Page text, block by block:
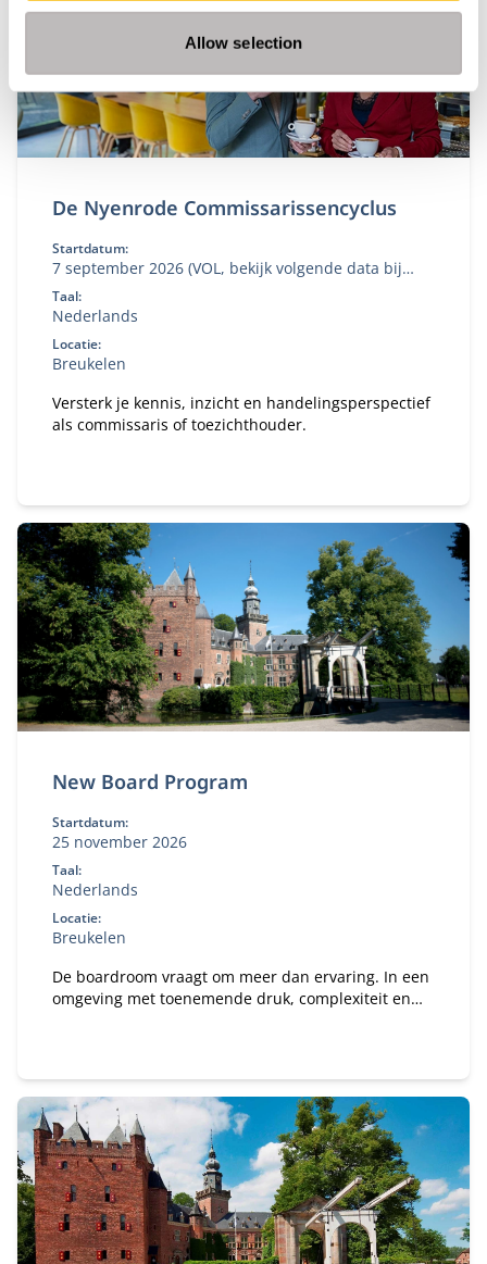
Allow selection
De Nyenrode Commissarissencyclus
Startdatum:
7 september 2026 (VOL, bekijk volgende data bij
'aanmelden')
Taal:
Nederlands
Locatie:
Breukelen
Versterk je kennis, inzicht en handelingsperspectief
als commissaris of toezichthouder.
New Board Program
Startdatum:
25 november 2026
Taal:
Nederlands
Locatie:
Breukelen
De boardroom vraagt om meer dan ervaring. In een
omgeving met toenemende druk, complexiteit en
Board Program ontwikkel je jouw besluitvorming,
stakeholderdialoog en constructieve tegenspraak,
en vertaal je iedere module direct naar jouw
praktijk.